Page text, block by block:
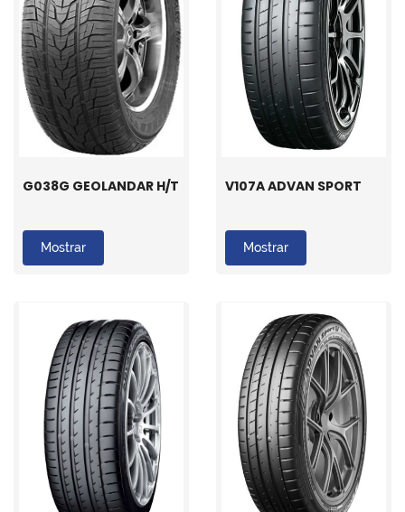
G038G GEOLANDAR H/T
Mostrar
V107A ADVAN SPORT
Mostrar